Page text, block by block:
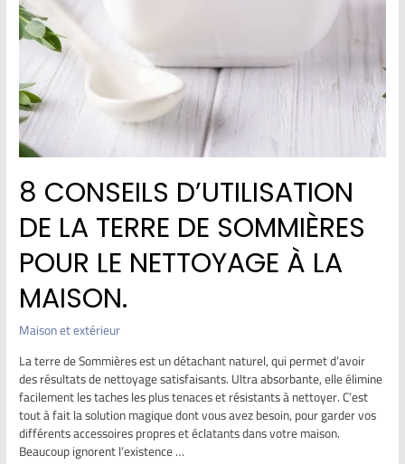
8 CONSEILS D’UTILISATION
DE LA TERRE DE SOMMIÈRES
POUR LE NETTOYAGE À LA
MAISON.
Maison et extérieur
La terre de Sommières est un détachant naturel, qui permet d’avoir
des résultats de nettoyage satisfaisants. Ultra absorbante, elle élimine
facilement les taches les plus tenaces et résistants à nettoyer. C’est
tout à fait la solution magique dont vous avez besoin, pour garder vos
différents accessoires propres et éclatants dans votre maison.
Beaucoup ignorent l’existence …